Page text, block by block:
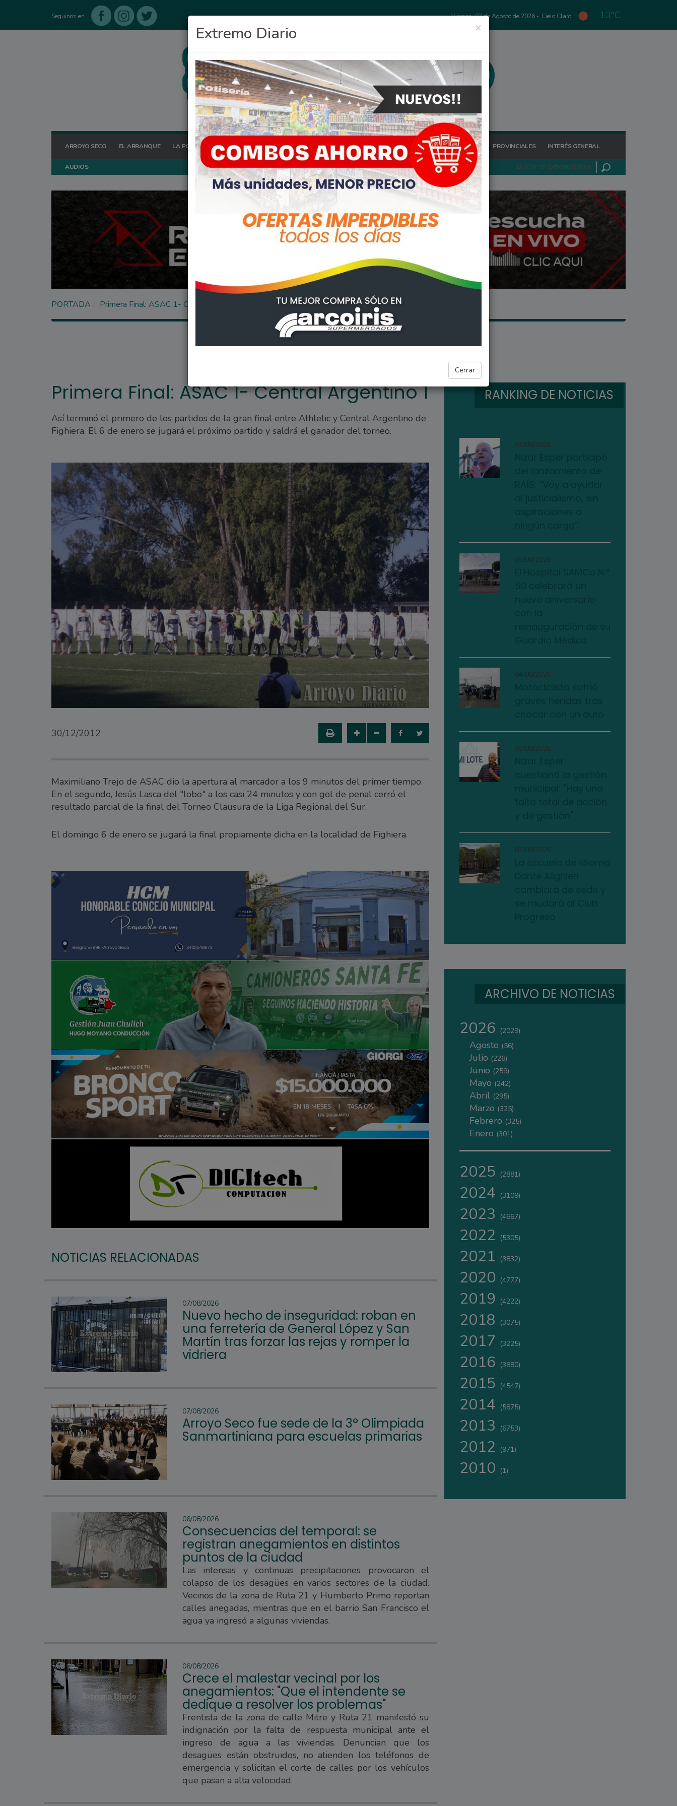
Seguinos en Viernes, 07 de Agosto de 2026 - Cielo Claro 13°C
ARROYO SECO EL ARRANQUE LA POSTA HOY OCIO DEPORTES FIGHIERA GENERAL LAGOS POLICIALES REGIONALES PROVINCIALES INTERÉS GENERAL
AUDIOS
×
Extremo Diario
Cerrar
PORTADA Primera Final: ASAC 1- Central Argentino 1
ARROYO SECO
Primera Final: ASAC 1- Central Argentino 1
Así terminó el primero de los partidos de la gran final entre Athletic y Central Argentino de
Fighiera. El 6 de enero se jugará el próximo partido y saldrá el ganador del torneo.
30/12/2012
Maximiliano Trejo de ASAC dio la apertura al marcador a los 9 minutos del primer tiempo.
En el segundo, Jesús Lasca del "lobo" a los casi 24 minutos y con gol de penal cerró el
resultado parcial de la final del Torneo Clausura de la Liga Regional del Sur.
El domingo 6 de enero se jugará la final propiamente dicha en la localidad de Fighiera.
NOTICIAS RELACIONADAS
07/08/2026
Nuevo hecho de inseguridad: roban en
una ferretería de General López y San
Martín tras forzar las rejas y romper la
vidriera
07/08/2026
Arroyo Seco fue sede de la 3° Olimpiada
Sanmartiniana para escuelas primarias
06/08/2026
Consecuencias del temporal: se
registran anegamientos en distintos
puntos de la ciudad
Las intensas y continuas precipitaciones provocaron el
colapso de los desagües en varios sectores de la ciudad.
Vecinos de la zona de Ruta 21 y Humberto Primo reportan
calles anegadas, mientras que en el barrio San Francisco el
agua ya ingresó a algunas viviendas.
06/08/2026
Crece el malestar vecinal por los
anegamientos: "Que el intendente se
dedique a resolver los problemas"
Frentista de la zona de calle Mitre y Ruta 21 manifestó su
indignación por la falta de respuesta municipal ante el
ingreso de agua a las viviendas. Denuncian que los
desagües están obstruidos, no atienden los teléfonos de
emergencia y solicitan el corte de calles por los vehículos
que pasan a alta velocidad.
RANKING DE NOTICIAS
03/08/2026
03/08/2026
04/08/2026
03/08/2026
03/08/2026
ARCHIVO DE NOTICIAS
2026 (2029)
Agosto (56)
Julio (226)
Junio (259)
Mayo (242)
Abril (295)
Marzo (325)
Febrero (325)
Enero (301)
2025 (2881)
2024 (3109)
2023 (4667)
2022 (5305)
2021 (3832)
2020 (4777)
2019 (4222)
2018 (3075)
2017 (3225)
2016 (3880)
2015 (4547)
2014 (5875)
2013 (6753)
2012 (971)
2010 (1)